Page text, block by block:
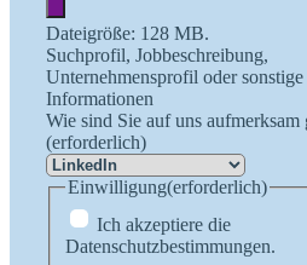
Dateigröße: 128 MB.
Suchprofil, Jobbeschreibung,
Unternehmensprofil oder sonstige
Informationen
Wie sind Sie auf uns aufmerksam
(erforderlich)
Einwilligung(erforderlich)
Ich akzeptiere die
Datenschutzbestimmungen.